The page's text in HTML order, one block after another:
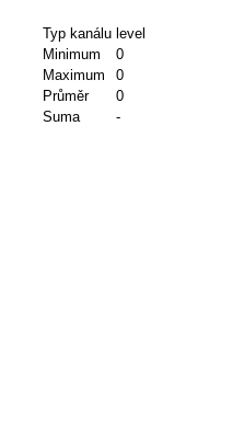
Typ kanálu level
Minimum
0
Maximum
0
Průměr
0
Suma
-